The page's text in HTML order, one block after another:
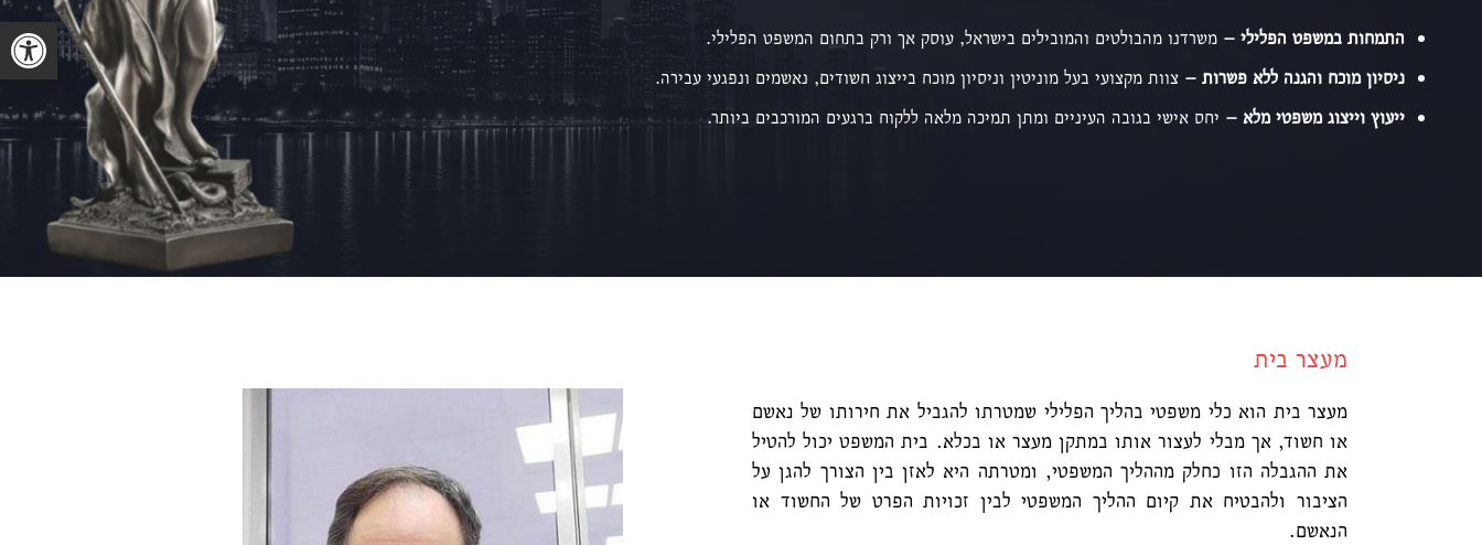
התמחות במשפט הפלילי – משרדנו מהבולטים והמובילים בישראל, עוסק אך ורק בתחום המשפט הפלילי.
ניסיון מוכח והגנה ללא פשרות – צוות מקצועי בעל מוניטין וניסיון מוכח בייצוג חשודים, נאשמים ונפגעי עבירה.
ייעוץ וייצוג משפטי מלא – יחס אישי בגובה העיניים ומתן תמיכה מלאה ללקוח ברגעים המורכבים ביותר.
מעצר בית
מעצר בית הוא כלי משפטי בהליך הפלילי שמטרתו להגביל את חירותו של נאשם
או חשוד, אך מבלי לעצור אותו במתקן מעצר או בכלא. בית המשפט יכול להטיל
את ההגבלה הזו כחלק מההליך המשפטי, ומטרתה היא לאזן בין הצורך להגן על
הציבור ולהבטיח את קיום ההליך המשפטי לבין זכויות הפרט של החשוד או
הנאשם.
פתח סרגל נגישות